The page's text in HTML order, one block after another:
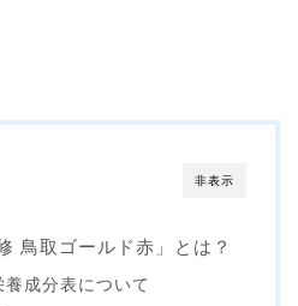
非表示
鳥取ゴールド赤」とは？
成分表について